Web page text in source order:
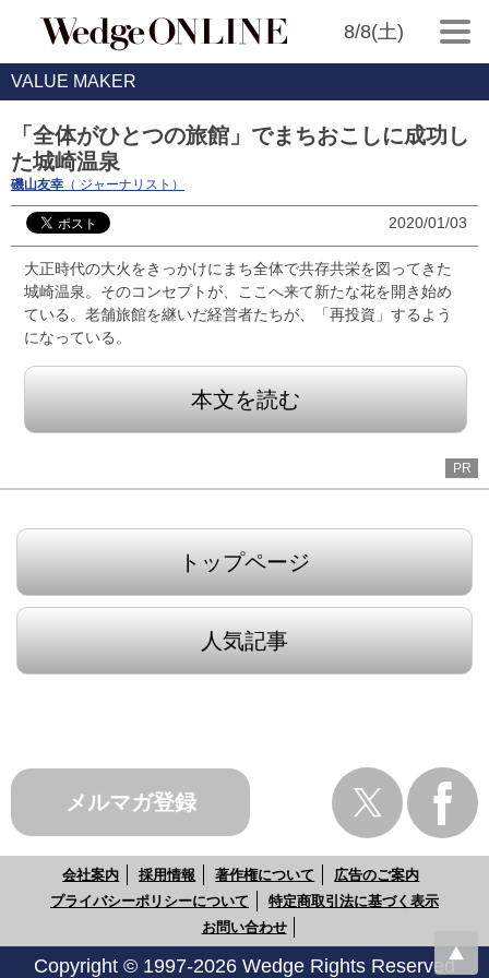
8/8(土)
VALUE MAKER
「全体がひとつの旅館」でまちおこしに成功し
た城崎温泉
磯山友幸 （ ジャーナリスト）
2020/01/03
大正時代の大火をきっかけにまち全体で共存共栄を図ってきた
城崎温泉。そのコンセプトが、ここへ来て新たな花を開き始め
ている。老舗旅館を継いだ経営者たちが、「再投資」するよう
になっている。
本文を読む
PR
トップページ
人気記事
メルマガ登録
会社案内 採用情報 著作権について
広告のご案内
プライバシーポリシーについて
特定商取引法に基づく表示
お問い合わせ
Copyright © 1997-2026 Wedge Rights Reserved